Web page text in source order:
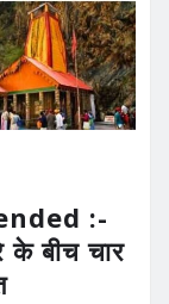
:-
बीच चार